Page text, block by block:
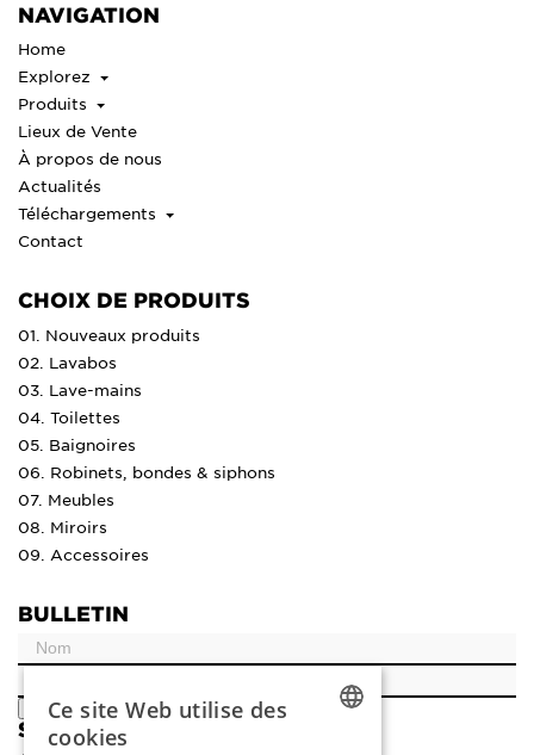
NAVIGATION
Home
Explorez
Produits
Lieux de Vente
À propos de nous
Actualités
Téléchargements
Contact
CHOIX DE PRODUITS
01. Nouveaux produits
02. Lavabos
03. Lave-mains
04. Toilettes
05. Baignoires
06. Robinets, bondes & siphons
07. Meubles
08. Miroirs
09. Accessoires
BULLETIN
ENREGISTRER
SOCIAL
Ce site Web utilise des
cookies